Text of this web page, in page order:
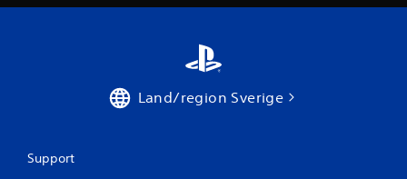
Land/region Sverige
Support